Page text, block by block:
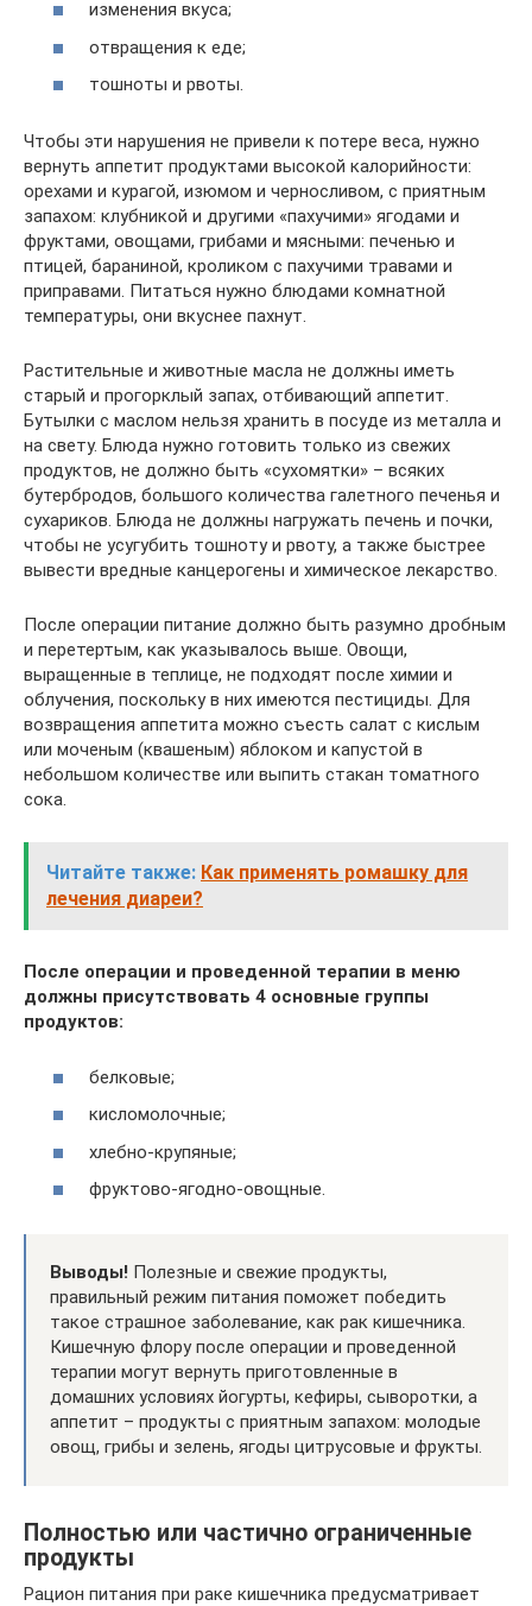
изменения вкуса;
отвращения к еде;
тошноты и рвоты.
Чтобы эти нарушения не привели к потере веса, нужно
вернуть аппетит продуктами высокой калорийности:
орехами и курагой, изюмом и черносливом, с приятным
запахом: клубникой и другими «пахучими» ягодами и
фруктами, овощами, грибами и мясными: печенью и
птицей, бараниной, кроликом с пахучими травами и
приправами. Питаться нужно блюдами комнатной
температуры, они вкуснее пахнут.
Растительные и животные масла не должны иметь
старый и прогорклый запах, отбивающий аппетит.
Бутылки с маслом нельзя хранить в посуде из металла и
на свету. Блюда нужно готовить только из свежих
продуктов, не должно быть «сухомятки» – всяких
бутербродов, большого количества галетного печенья и
сухариков. Блюда не должны нагружать печень и почки,
чтобы не усугубить тошноту и рвоту, а также быстрее
вывести вредные канцерогены и химическое лекарство.
После операции питание должно быть разумно дробным
и перетертым, как указывалось выше. Овощи,
выращенные в теплице, не подходят после химии и
облучения, поскольку в них имеются пестициды. Для
возвращения аппетита можно съесть салат с кислым
или моченым (квашеным) яблоком и капустой в
небольшом количестве или выпить стакан томатного
сока.
Читайте также: Как применять ромашку для
лечения диареи?
После операции и проведенной терапии в меню
должны присутствовать 4 основные группы
продуктов:
белковые;
кисломолочные;
хлебно-крупяные;
фруктово-ягодно-овощные.
Выводы! Полезные и свежие продукты,
правильный режим питания поможет победить
такое страшное заболевание, как рак кишечника.
Кишечную флору после операции и проведенной
терапии могут вернуть приготовленные в
домашних условиях йогурты, кефиры, сыворотки, а
аппетит – продукты с приятным запахом: молодые
овощ, грибы и зелень, ягоды цитрусовые и фрукты.
Полностью или частично ограниченные
продукты
Рацион питания при раке кишечника предусматривает